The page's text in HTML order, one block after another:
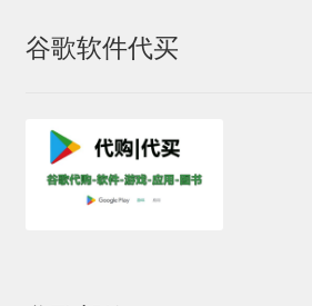
谷歌软件代买